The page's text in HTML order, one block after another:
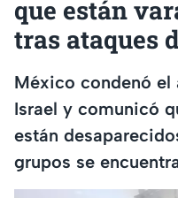
que están
tras ataques
México condenó el
Israel y comunicó
están
grupos se